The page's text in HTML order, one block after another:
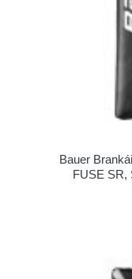
Bauer
FUSE SR,